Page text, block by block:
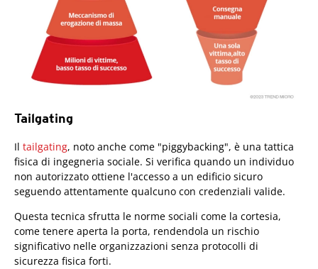
Tailgating
Il tailgating, noto anche come "piggybacking", è una tattica
fisica di ingegneria sociale. Si verifica quando un individuo
non autorizzato ottiene l'accesso a un edificio sicuro
seguendo attentamente qualcuno con credenziali valide.
Questa tecnica sfrutta le norme sociali come la cortesia,
come tenere aperta la porta, rendendola un rischio
significativo nelle organizzazioni senza protocolli di
sicurezza fisica forti.